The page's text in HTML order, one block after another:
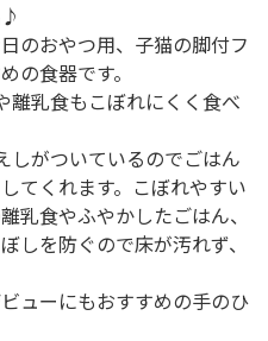
♪
のおやつ用、子猫の脚付フ
の食器です。
乳食もこぼれにくく食べ
しがついているのでごはん
てくれます。こぼれやすい
乳食やふやかしたごはん、
しを防ぐので床が汚れず、
ューにもおすすめの手のひ